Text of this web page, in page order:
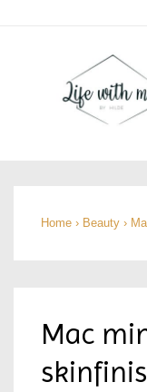
hoofdinhoud
Home › Beauty ›
Mac